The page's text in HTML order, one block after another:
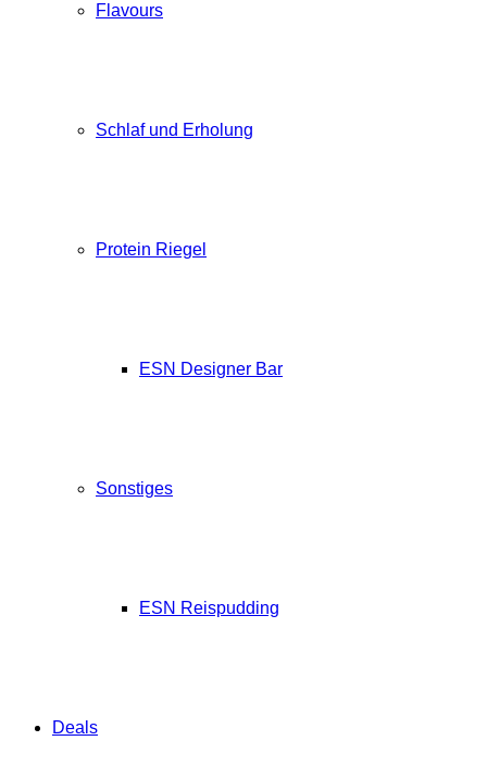
Flavours
Schlaf und Erholung
Protein Riegel
ESN Designer Bar
Sonstiges
ESN Reispudding
Deals